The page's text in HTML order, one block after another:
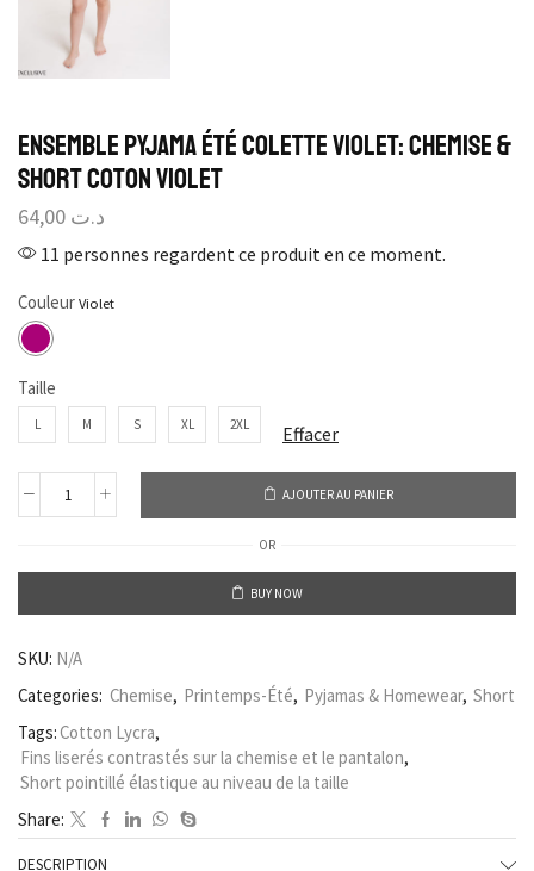
Ensemble Pyjama Été Colette Violet: Chemise &
Short Coton Violet
د.ت
11 personnes regardent ce produit en ce moment.
Couleur
Taille
L M S XL 2XL Effacer
AJOUTER AU PANIER
OR
BUY NOW
SKU: N/A
Categories: Chemise, Printemps-Été, Pyjamas & Homewear, Short
Tags: Cotton Lycra,
Fins liserés contrastés sur la chemise et le pantalon,
Short pointillé élastique au niveau de la taille
Share:
DESCRIPTION